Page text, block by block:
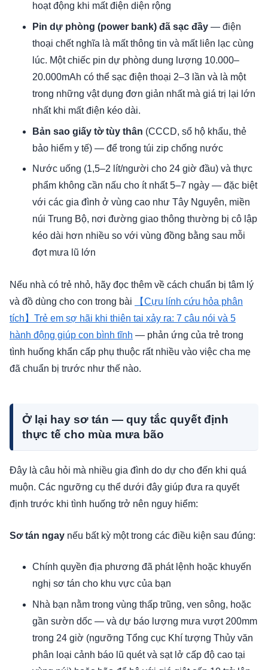
hoạt động khi mất điện diện rộng
Pin dự phòng (power bank) đã sạc đầy — điện
thoại chết nghĩa là mất thông tin và mất liên lạc cùng
lúc. Một chiếc pin dự phòng dung lượng 10.000–
20.000mAh có thể sạc điện thoại 2–3 lần và là một
trong những vật dụng đơn giản nhất mà giá trị lại lớn
nhất khi mất điện kéo dài.
Bản sao giấy tờ tùy thân (CCCD, sổ hộ khẩu, thẻ
bảo hiểm y tế) — để trong túi zip chống nước
Nước uống (1,5–2 lít/người cho 24 giờ đầu) và thực
phẩm không cần nấu cho ít nhất 5–7 ngày — đặc biệt
với các gia đình ở vùng cao như Tây Nguyên, miền
núi Trung Bộ, nơi đường giao thông thường bị cô lập
kéo dài hơn nhiều so với vùng đồng bằng sau mỗi
đợt mưa lũ lớn
Nếu nhà có trẻ nhỏ, hãy đọc thêm về cách chuẩn bị tâm lý
và đồ dùng cho con trong bài
【Cựu lính cứu hỏa phân
tích】Trẻ em sợ hãi khi thiên tai xảy ra: 7 câu nói và 5
hành động giúp con bình tĩnh — phản ứng của trẻ trong
tình huống khẩn cấp phụ thuộc rất nhiều vào việc cha mẹ
đã chuẩn bị trước như thế nào.
Ở lại hay sơ tán — quy tắc quyết định
thực tế cho mùa mưa bão
Đây là câu hỏi mà nhiều gia đình do dự cho đến khi quá
muộn. Các ngưỡng cụ thể dưới đây giúp đưa ra quyết
định trước khi tình huống trở nên nguy hiểm:
Sơ tán ngay nếu bất kỳ một trong các điều kiện sau đúng:
Chính quyền địa phương đã phát lệnh hoặc khuyến
nghị sơ tán cho khu vực của bạn
Nhà bạn nằm trong vùng thấp trũng, ven sông, hoặc
gần sườn dốc — và dự báo lượng mưa vượt 200mm
trong 24 giờ (ngưỡng Tổng cục Khí tượng Thủy văn
phân loại cảnh báo lũ quét và sạt lở cấp độ cao tại